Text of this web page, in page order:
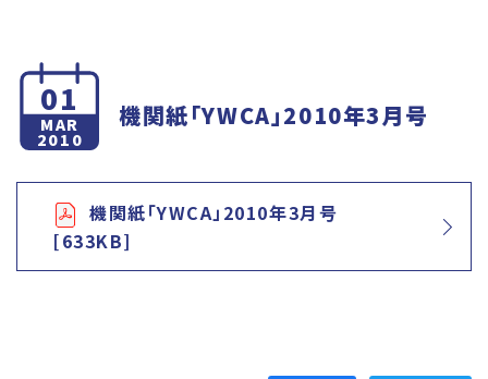
01
MAR
2010
機関紙「YWCA」2010年3月号
機関紙「YWCA」2010年3月号
[633KB]